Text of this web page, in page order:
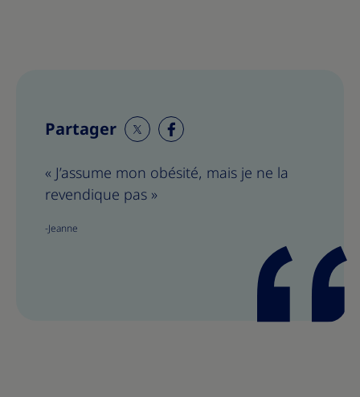
Partager
« J’assume mon obésité, mais je ne la
revendique pas »
-Jeanne
S
a
r
S
a